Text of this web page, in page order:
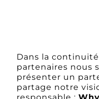
Dans la
partenaires nous
présenter un
partage notre